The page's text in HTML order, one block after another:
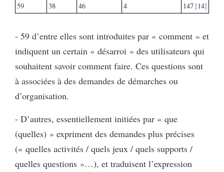
59 38 46 4 147 14
- 59 d’entre elles sont introduites par « comment » et
indiquent un certain « désarroi » des utilisateurs qui
souhaitent savoir comment faire. Ces questions sont
à associées à des demandes de démarches ou
d’organisation.
- D’autres, essentiellement initiées par « que
(quelles) » expriment des demandes plus précises
(« quelles activités / quels jeux / quels supports /
quelles questions »…), et traduisent l’expression